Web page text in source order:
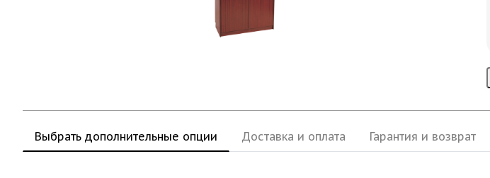
Выбрать дополнительные опции Доставка и оплата Гарантия и возврат